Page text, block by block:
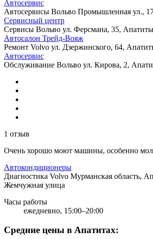
Автосервис
Автосервисы Вольво Промышленная ул.,
Сервисный центр
Сервисы Вольво ул. Ферсмана, 35, Апатиты
Автосалон Трейд-Вояж
Ремонт Volvo ул. Дзержинского, 64,
Автосервис
Обслуживание Вольво ул. Кирова, 2,
1 отзыв
Очень хорошо моют машины, особенно
Автокондиционеры
Диагностика Volvo Мурманская область,
Жемчужная улица
Часы работы
ежедневно, 15:00–20:00
Средние цены в Апатитах: